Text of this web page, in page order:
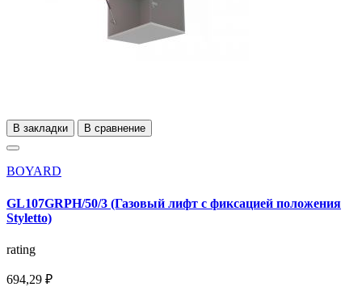
В закладки В сравнение
BOYARD
GL107GRPH/50/3 (Газовый лифт с фиксацией положения
Styletto)
rating
694,29 ₽